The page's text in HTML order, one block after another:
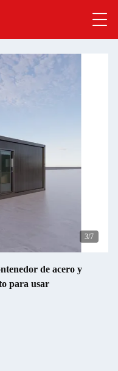
3/7
de acero y
para usar